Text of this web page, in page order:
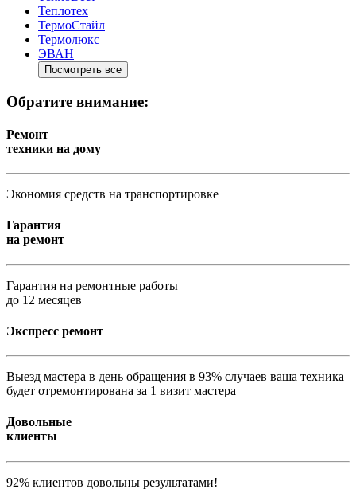
Теплотех
ТермоСтайл
Термолюкс
ЭВАН
Посмотреть все
Обратите внимание:
Ремонт
техники на дому
Экономия средств на транспортировке
Гарантия
на ремонт
Гарантия на ремонтные работы
до 12 месяцев
Экспресс ремонт
Выезд мастера в день обращения в 93% случаев ваша техника
будет отремонтирована за 1 визит мастера
Довольные
клиенты
92% клиентов довольны результатами!